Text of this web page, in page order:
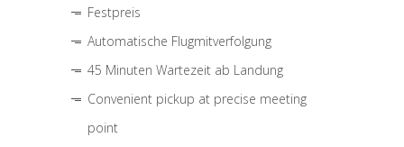
Festpreis
Automatische Flugmitverfolgung
45 Minuten Wartezeit ab Landung
Convenient pickup at precise meeting
point